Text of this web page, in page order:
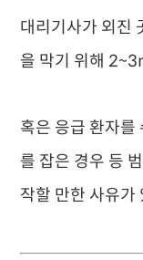
대리기사가 외진
을 막기 위해
혹은 응급 환자를
를 잡은 경우 등
작할 만한 사유가